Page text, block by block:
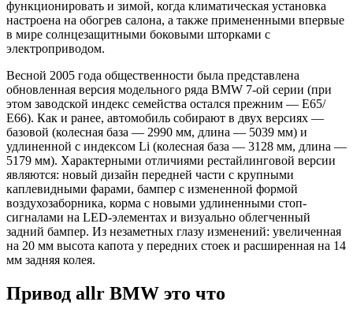
функционировать и зимой, когда климатическая установка
настроена на обогрев салона, а также примененными впервые
в мире солнцезащитными боковыми шторками с
электроприводом.
Весной 2005 года общественности была представлена
обновленная версия модельного ряда BMW 7-ой серии (при
этом заводской индекс семейства остался прежним — Е65/
Е66). Как и ранее, автомобиль собирают в двух версиях —
базовой (колесная база — 2990 мм, длина — 5039 мм) и
удлиненной с индексом Li (колесная база — 3128 мм, длина —
5179 мм). Характерными отличиями рестайлинговой версии
являются: новый дизайн передней части с крупными
каплевидными фарами, бампер с измененной формой
воздухозаборника, корма с новыми удлиненными стоп-
сигналами на LED-элементах и визуально облегченный
задний бампер. Из незаметных глазу изменений: увеличенная
на 20 мм высота капота у передних стоек и расширенная на 14
мм задняя колея.
Привод allr BMW это что